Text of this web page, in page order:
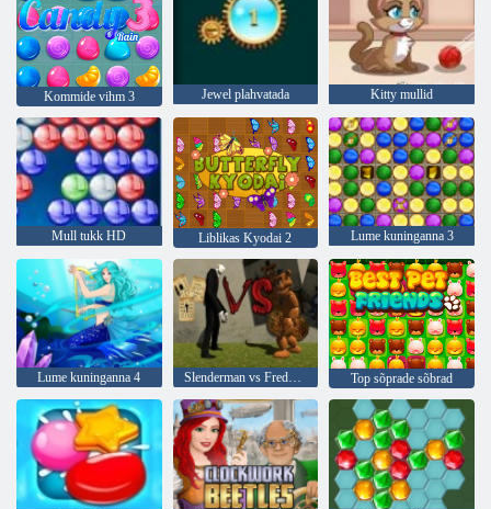
Kommide vihm 3 Jewel plahvatada Kitty mullid
Mull tukk HD Liblikas Kyodai 2 Lume kuninganna 3
Lume kuninganna 4 Slenderman vs Freddy fazbear Top sõprade sõbrad